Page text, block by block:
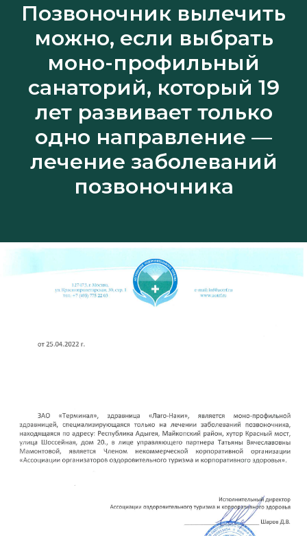
Позвоночник вылечить
можно, если выбрать
моно-профильный
санаторий, который 19
лет развивает только
одно направление —
лечение заболеваний
позвоночника